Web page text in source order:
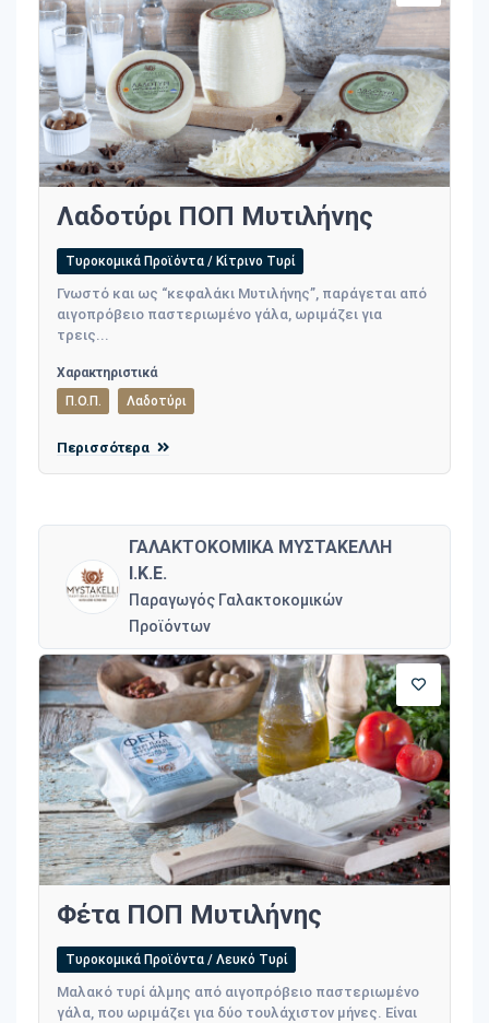
Λαδοτύρι ΠΟΠ Μυτιλήνης
Τυροκομικά Προϊόντα / Κίτρινο Τυρί
Γνωστό και ως “κεφαλάκι Μυτιλήνης”, παράγεται από
αιγοπρόβειο παστεριωμένο γάλα, ωριμάζει για
τρεις...
Χαρακτηριστικά
Π.Ο.Π.
Λαδοτύρι
Περισσότερα
ΓΑΛΑΚΤΟΚΟΜΙΚΑ ΜΥΣΤΑΚΕΛΛΗ
Ι.Κ.Ε.
Παραγωγός Γαλακτοκομικών
Προϊόντων
Φέτα ΠΟΠ Μυτιλήνης
Τυροκομικά Προϊόντα / Λευκό Τυρί
Μαλακό τυρί άλμης από αιγοπρόβειο παστεριωμένο
γάλα, που ωριμάζει για δύο τουλάχιστον μήνες. Είναι